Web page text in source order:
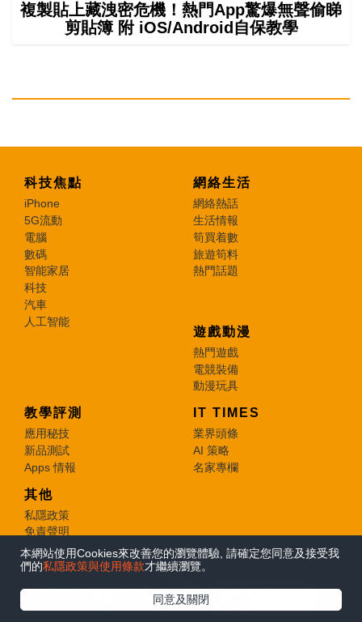
本網站使用Cookies來改善您的瀏覽體驗, 請確定您同意及接受我
們的私隱政策與使用條款才繼續瀏覽。
同意及關閉
複製貼上藏洩密危機！熱門App驚爆無聲偷睇
剪貼簿 附 iOS/Android自保教學
科技焦點
iPhone
5G流動
電腦
數碼
智能家居
科技
汽車
人工智能
網絡生活
網絡熱話
生活情報
筍買着數
旅遊筍料
熱門話題
遊戲動漫
熱門遊戲
電競裝備
動漫玩具
教學評測
應用秘技
新品測試
Apps 情報
IT TIMES
業界頭條
AI 策略
名家專欄
其他
私隱政策
免責聲明
聯絡/關於我們